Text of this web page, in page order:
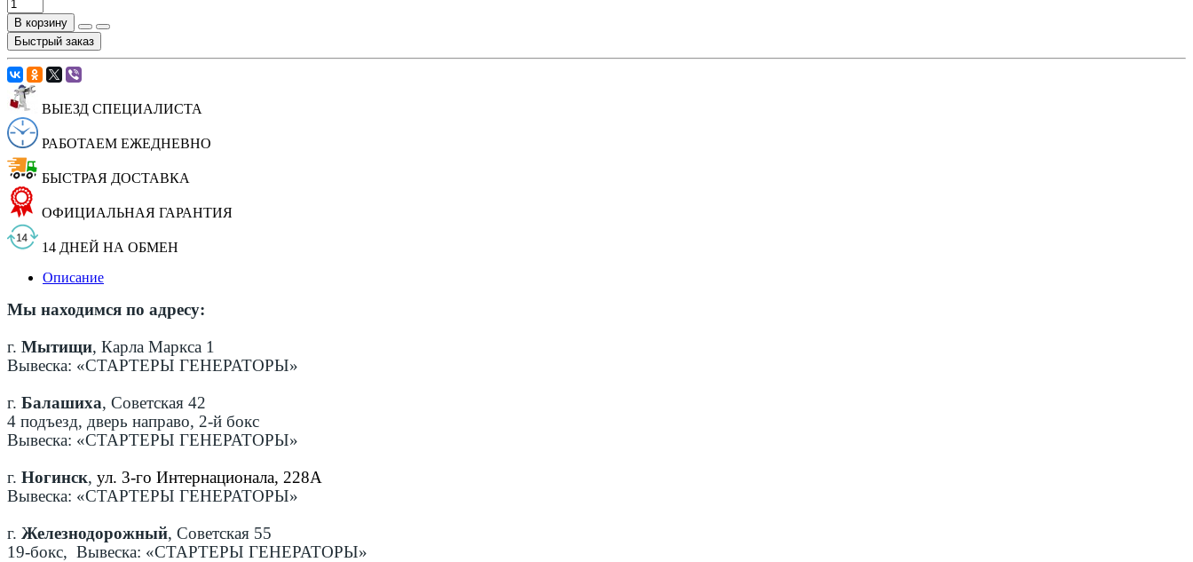
В корзину
Быстрый заказ
ВЫЕЗД СПЕЦИАЛИСТА
РАБОТАЕМ ЕЖЕДНЕВНО
БЫСТРАЯ ДОСТАВКА
ОФИЦИАЛЬНАЯ ГАРАНТИЯ
14 ДНЕЙ НА ОБМЕН
Описание
Мы находимся по адресу:
г. Мытищи, Карла Маркса 1
Вывеска: «СТАРТЕРЫ ГЕНЕРАТОРЫ»
г. Балашиха, Советская 42
4 подъезд, дверь направо, 2-й бокс
Вывеска: «СТАРТЕРЫ ГЕНЕРАТОРЫ»
г. Ногинск, ул. 3-го Интернационала, 228А
Вывеска: «СТАРТЕРЫ ГЕНЕРАТОРЫ»
г. Железнодорожный, Советская 55
19-бокс, Вывеска: «СТАРТЕРЫ ГЕНЕРАТОРЫ»